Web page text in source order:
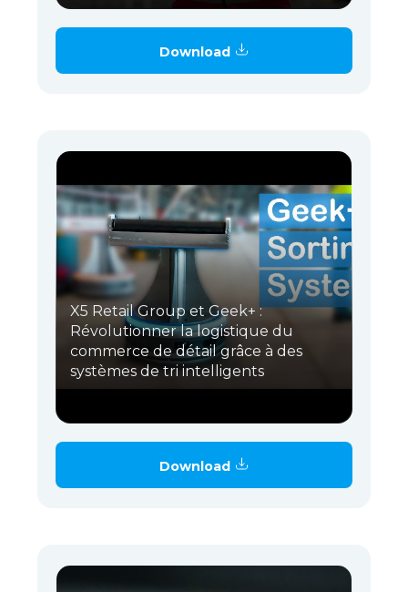
Download
X5 Retail Group et Geek+ :
Révolutionner la logistique du
commerce de détail grâce à des
systèmes de tri intelligents
Download